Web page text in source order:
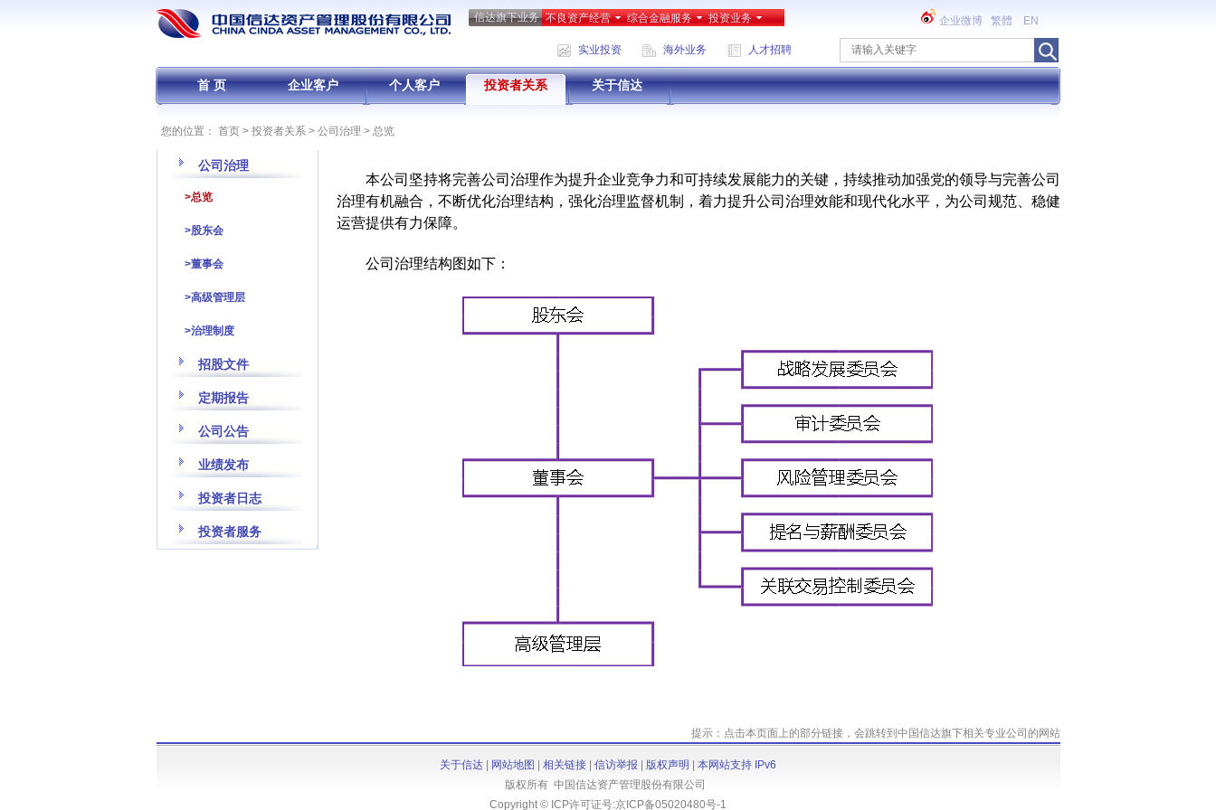
信达旗下业务 不良资产经营 综合金融服务 投资业务 企业微博 繁體 EN
实业投资 海外业务 人才招聘
首 页 企业客户 个人客户 投资者关系 关于信达
您的位置： 首页> 投资者关系> 公司治理 > 总览
公司治理
>总览
>股东会
>董事会
>高级管理层
>治理制度
招股文件
定期报告
公司公告
业绩发布
投资者日志
投资者服务
本公司坚持将完善公司治理作为提升企业竞争力和可持续发展能力的关键，持续推动加强党的领导与完善公司
治理有机融合，不断优化治理结构，强化治理监督机制，着力提升公司治理效能和现代化水平，为公司规范、稳健
运营提供有力保障。
公司治理结构图如下：
提示：点击本页面上的部分链接，会跳转到中国信达旗下相关专业公司的网站
关于信达 网站地图 相关链接 信访举报 版权声明
本网站支持 IPv6
版权所有 中国信达资产管理股份有限公司
Copyright © ICP许可证号:京ICP备05020480号-1